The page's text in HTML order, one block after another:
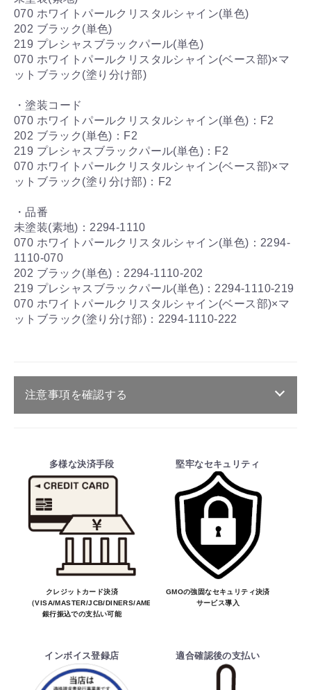
お買物を続ける カートへ進む
070 ホワイトパールクリスタルシャイン(単色)
202 ブラック(単色)
219 プレシャスブラックパール(単色)
070 ホワイトパールクリスタルシャイン(ベース部)×マ
ットブラック(塗り分け部)
・塗装コード
070 ホワイトパールクリスタルシャイン(単色)：F2
202 ブラック(単色)：F2
219 プレシャスブラックパール(単色)：F2
070 ホワイトパールクリスタルシャイン(ベース部)×マ
ットブラック(塗り分け部)：F2
・品番
未塗装(素地)：2294-1110
070 ホワイトパールクリスタルシャイン(単色)：2294-
1110-070
202 ブラック(単色)：2294-1110-202
219 プレシャスブラックパール(単色)：2294-1110-219
070 ホワイトパールクリスタルシャイン(ベース部)×マ
ットブラック(塗り分け部)：2294-1110-222
注意事項を確認する
・ご注文受付後、メーカーに適合確認を行
い、商品の価格・送料及び納期の正式なご連
絡をしてからの決済となっております。
そのため、ご注文後に適合確認を行い、適
合しない場合はキャンセル可能です。
※商品はメーカー品のため予告無く価格が
変わる場合があります。
※商品は予告無く生産及び販売不可となる
場合があります。
でお受けしておりません。
納期を知りたい場合は、一旦ご注文のお手
多様な決済手段
クレジットカード決済
（VISA/MASTER/JCB/DINERS/AMEX）、
銀行振込での支払い可能
堅牢なセキュリティ
GMOの強固なセキュリティ決済
サービス導入
インボイス登録店 適合確認後の支払い